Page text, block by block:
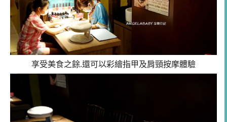
享受美食之餘.還可以彩繪指甲及肩頸按摩體驗